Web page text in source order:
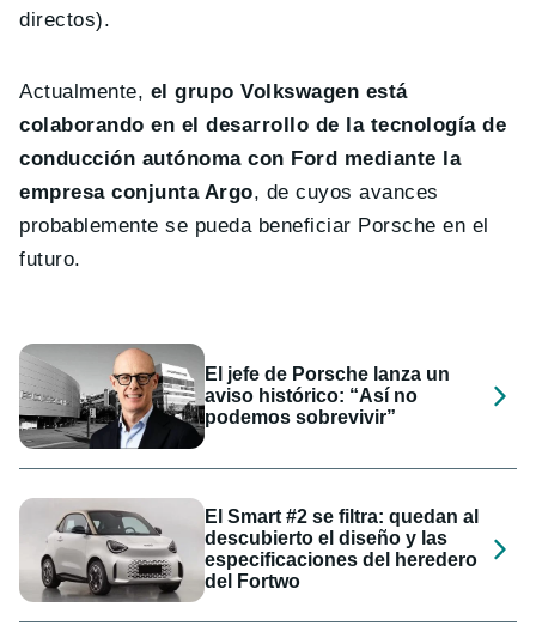
directos).
Actualmente, el grupo Volkswagen está
colaborando en el desarrollo de la tecnología de
conducción autónoma con Ford mediante la
empresa conjunta Argo, de cuyos avances
probablemente se pueda beneficiar Porsche en el
futuro.
El jefe de Porsche lanza un
aviso histórico: “Así no
podemos sobrevivir”
El Smart #2 se filtra: quedan al
descubierto el diseño y las
especificaciones del heredero
del Fortwo